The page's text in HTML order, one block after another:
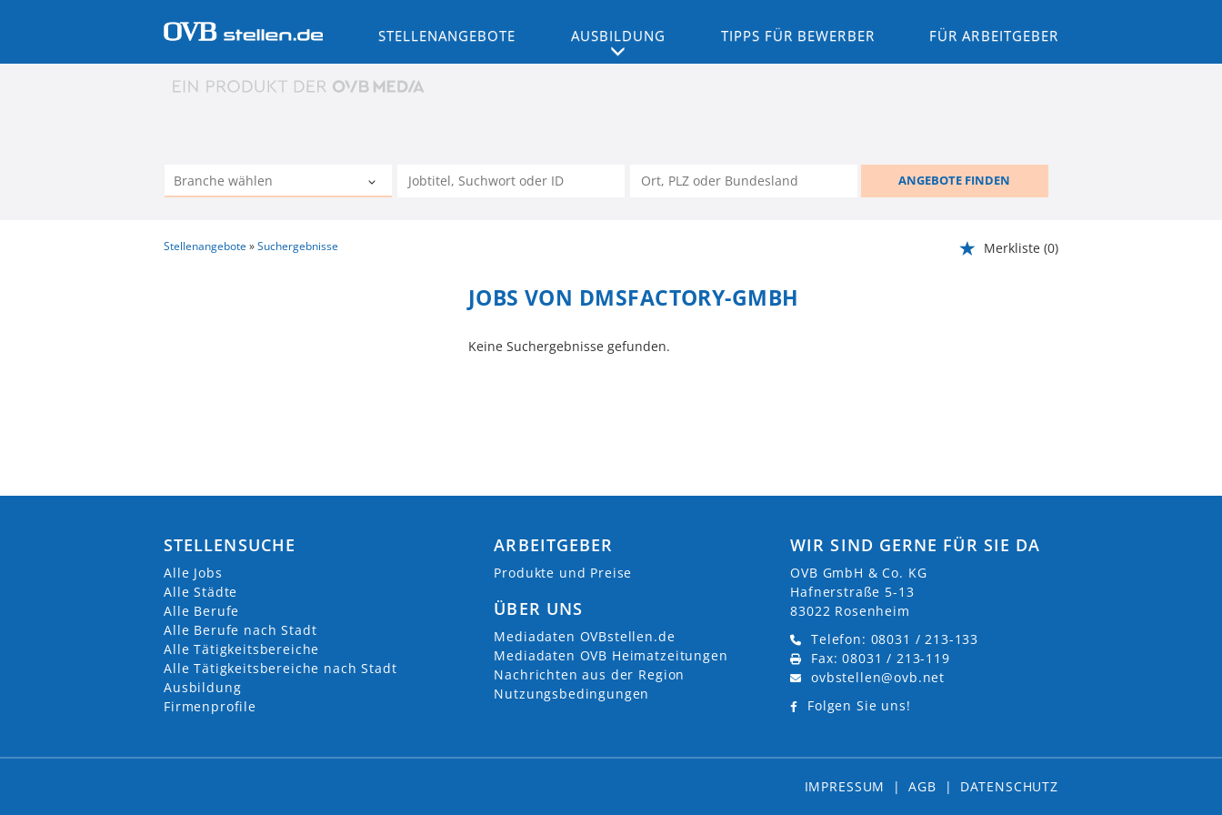
STELLENANGEBOTE AUSBILDUNG TIPPS FÜR BEWERBER FÜR ARBEITGEBER
ANGEBOTE FINDEN
Stellenangebote Suchergebnisse Merkliste (0)
JOBS VON DMSFACTORY-GMBH
Keine Suchergebnisse gefunden.
STELLENSUCHE
Alle Jobs
Alle Städte
Alle Berufe
Alle Berufe nach Stadt
Alle Tätigkeitsbereiche
Alle Tätigkeitsbereiche nach Stadt
Ausbildung
Firmenprofile
ARBEITGEBER
Produkte und Preise
ÜBER UNS
Mediadaten OVBstellen.de
Mediadaten OVB Heimatzeitungen
Nachrichten aus der Region
Nutzungsbedingungen
WIR SIND GERNE FÜR SIE DA
OVB GmbH & Co. KG
Hafnerstraße 5-13
83022 Rosenheim
Telefon: 08031 / 213-133
Fax: 08031 / 213-119
ovbstellen@ovb.net
Folgen Sie uns!
IMPRESSUM | AGB | DATENSCHUTZ